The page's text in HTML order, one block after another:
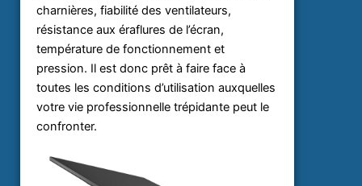
charnières, fiabilité des ventilateurs,
résistance aux éraflures de l’écran,
température de fonctionnement et
pression. Il est donc prêt à faire face à
toutes les conditions d’utilisation auxquelles
votre vie professionnelle trépidante peut le
confronter.